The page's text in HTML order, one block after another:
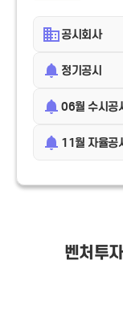
공시회사
정기공시
06월 수시공
11월 자율공
벤처투